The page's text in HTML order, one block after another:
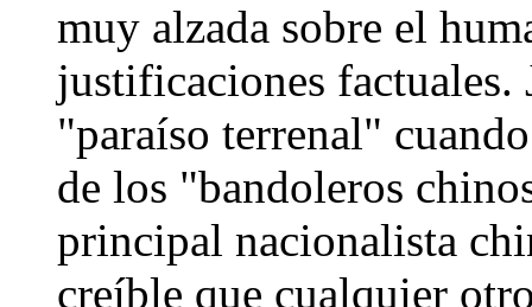
muy alzada sobre el
justificaciones factuales.
"paraíso terrenal"
de los "bandoleros
principal nacionalista
creíble que cualquier